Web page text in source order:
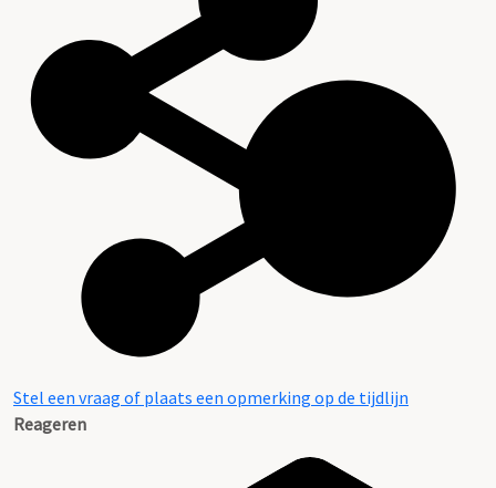
Stel een vraag of plaats een opmerking op de tijdlijn
Reageren